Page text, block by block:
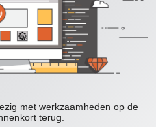
met werkzaamheden op de
terug.